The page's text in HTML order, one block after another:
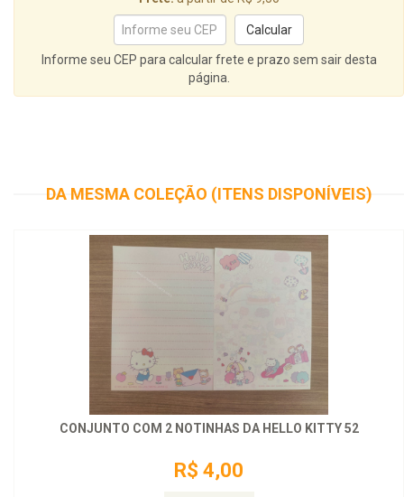
Informe seu CEP para calcular frete e prazo sem sair desta
página.
DA MESMA COLEÇÃO (ITENS DISPONÍVEIS)
CONJUNTO COM 2 NOTINHAS DA HELLO KITTY 52
R$ 4,00